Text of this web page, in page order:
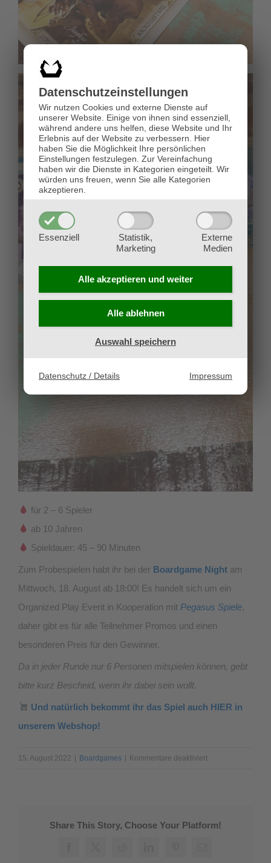
Datenschutz­einstellungen
Wir nutzen Cookies und externe Dienste auf
unserer Website. Einige von ihnen sind essenziell,
während andere uns helfen, diese Website und Ihr
Erlebnis auf der Website zu verbessern. Hier
haben Sie die Möglichkeit Ihre persönlichen
Einstellungen festzulegen. Zur Vereinfachung
haben wir die Dienste in Kategorien eingeteilt. Wir
würden uns freuen, wenn Sie alle Kategorien
akzeptieren.
Essenziell
Statistik,
Marketing
Externe
Medien
Alle akzeptieren und weiter
Alle ablehnen
Auswahl speichern
Datenschutz / Details Impressum
für 2 – 6 Spieler
ab 10 Jahren
Spieldauer: 45 – 90 Minuten
Zum Probespielen habt ihr bei der Boardgame Night am
Mittwoch, 18. August ab 18:00! Es handelt sich um ein
Organized Play Event in Kooperation mit Pegasus Spiele,
daher gibt es für alle Teilnehmer Promos und einen
besonderen Preis für den Gewinner.
Da in jeder Runde nur 6 Personen mitspielen können, gebt
bitte kurz Bescheid, wenn ihr dabei sein wollt.
Und natürlich bekommt ihr das Spiel auch HIER in
unserem Webshop!
15. August 2022 | Boardgames | Kommentare deaktiviertfür
Hunger“
Share This Story, Choose Your Platform!